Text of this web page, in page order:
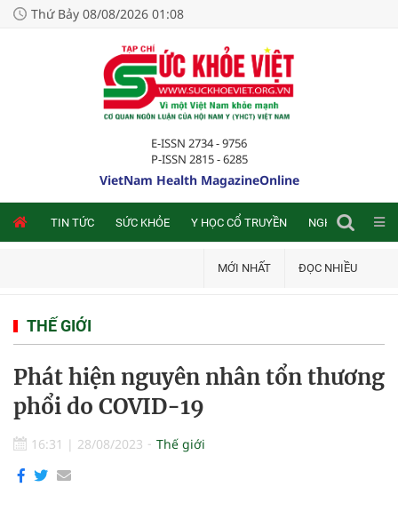
Thứ Bảy 08/08/2026 01:08
E-ISSN 2734 - 9756
P-ISSN 2815 - 6285
VietNam Health MagazineOnline
TIN TỨC SỨC KHỎE Y HỌC CỔ TRUYỀN NGHIÊN CỨU
MỚI NHẤT ĐỌC NHIỀU
THẾ GIỚI
Phát hiện nguyên nhân tổn thương
phổi do COVID-19
16:31 | 28/08/2023 Thế giới